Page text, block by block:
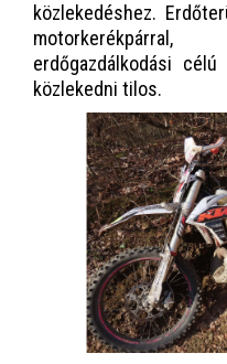
közlekedéshez.
erdőgazdálkodási
közlekedni tilos.